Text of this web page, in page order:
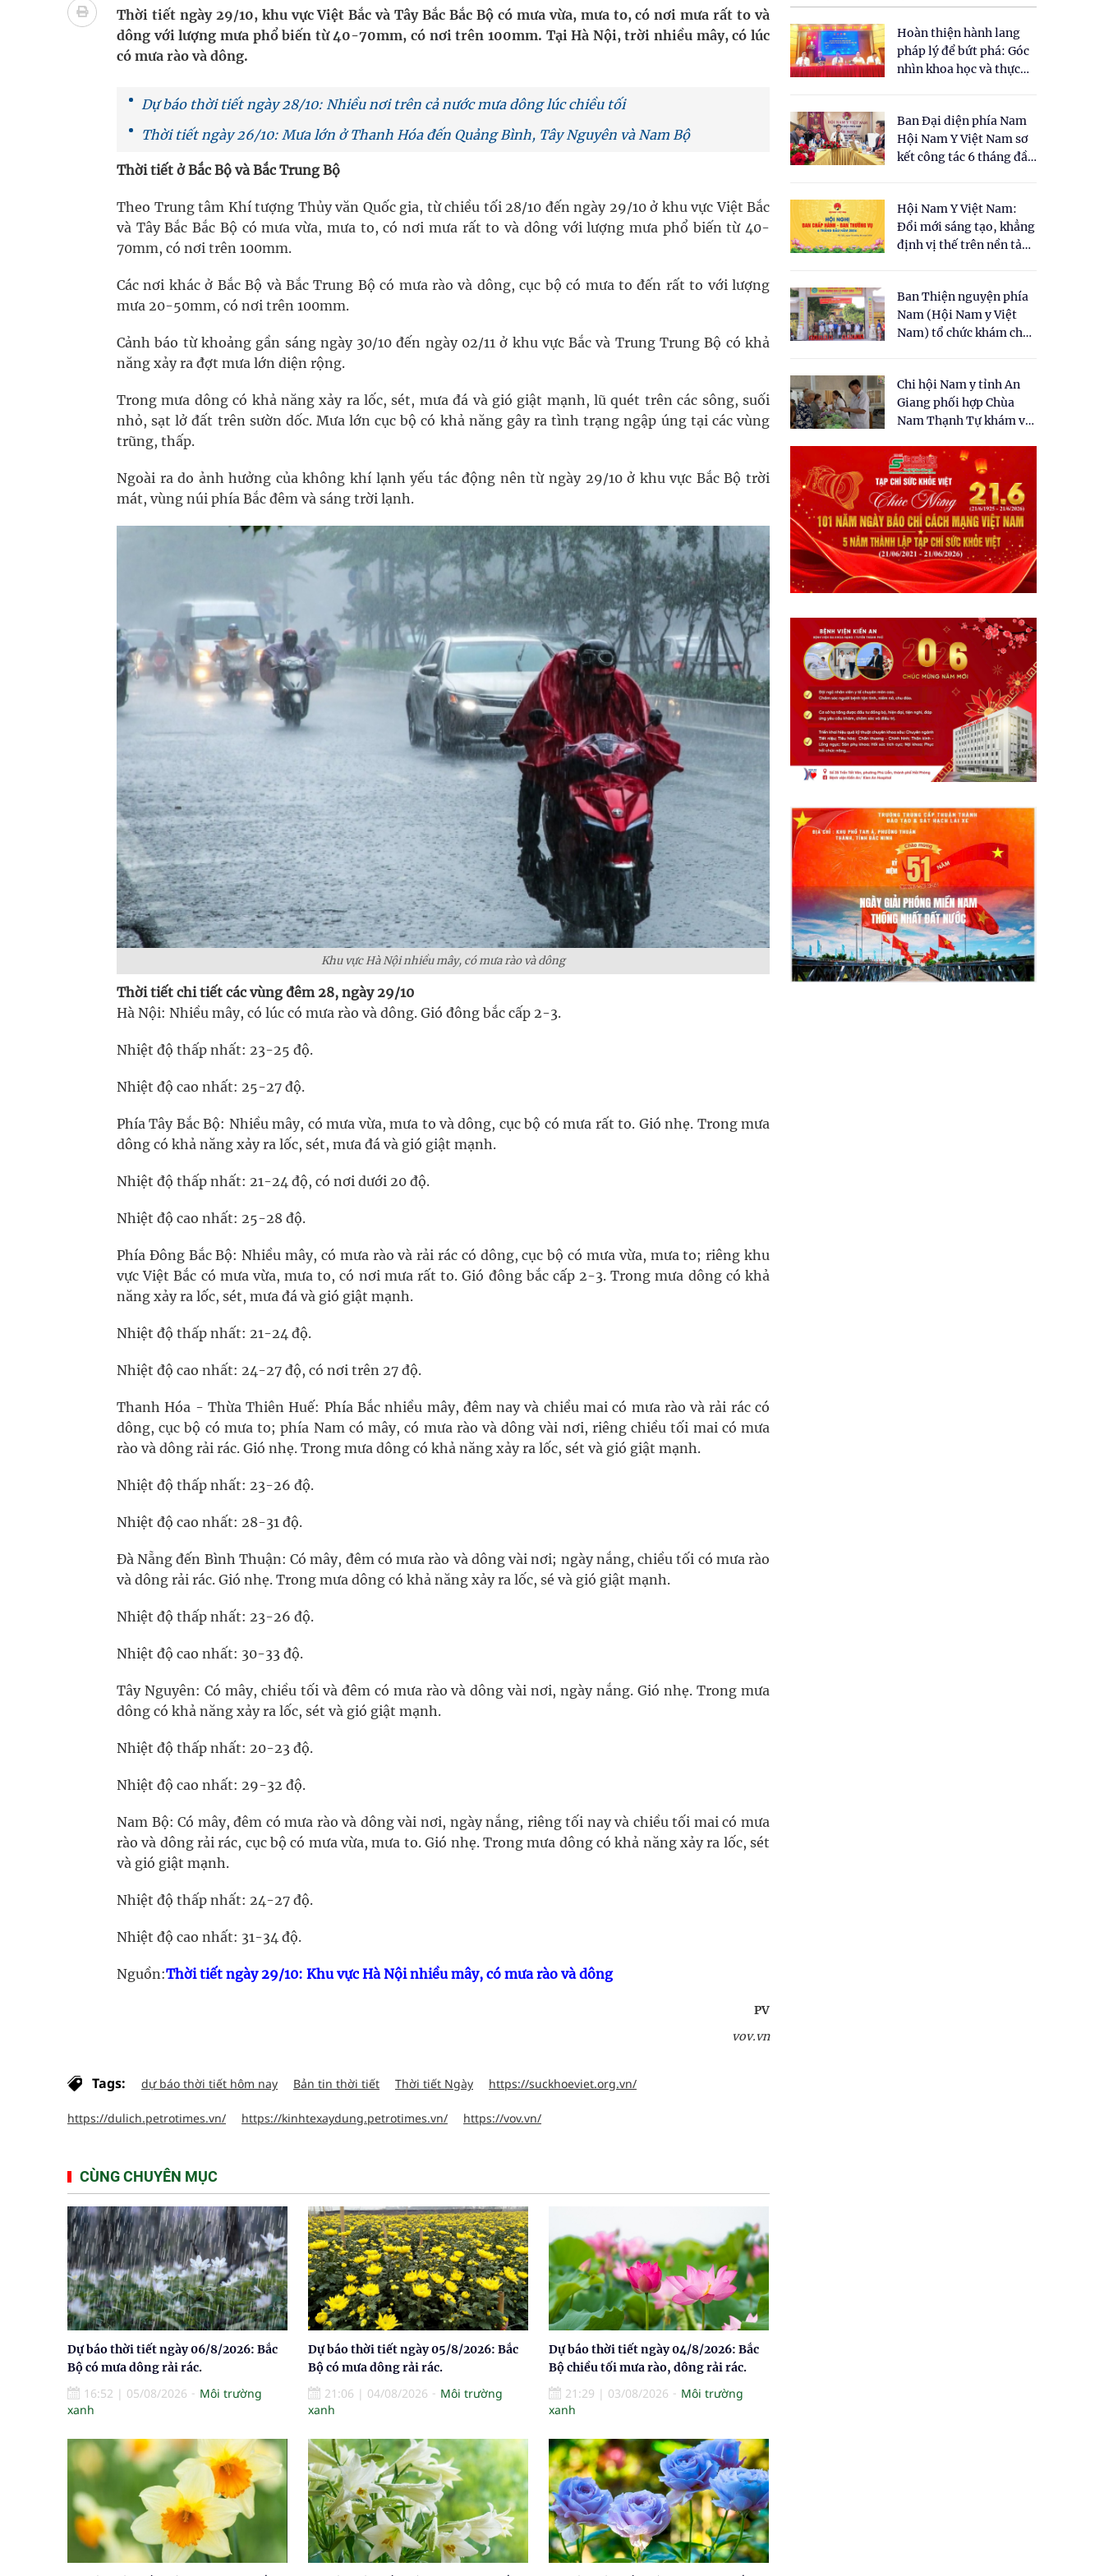
Nhiều chuỗi hoạt động lớn được diễn ra tại Lễ hội sầu riêng 2026
Tiếp tục rà soát, triển khai các nhiệm vụ trong lĩnh vực cấp cứu, điều trị đột quỵ
"Nền kinh tế bạc" có thể trở thành động lực tăng trưởng mới của Việt Nam
Thời tiết ngày 29/10, khu vực Việt Bắc và Tây Bắc Bắc Bộ có mưa vừa, mưa to, có nơi mưa rất to và
dông với lượng mưa phổ biến từ 40-70mm, có nơi trên 100mm. Tại Hà Nội, trời nhiều mây, có lúc
có mưa rào và dông.
Dự báo thời tiết ngày 28/10: Nhiều nơi trên cả nước mưa dông lúc chiều tối
Thời tiết ngày 26/10: Mưa lớn ở Thanh Hóa đến Quảng Bình, Tây Nguyên và Nam Bộ
Thời tiết ở Bắc Bộ và Bắc Trung Bộ
Theo Trung tâm Khí tượng Thủy văn Quốc gia, từ chiều tối 28/10 đến ngày 29/10 ở khu vực Việt Bắc
và Tây Bắc Bắc Bộ có mưa vừa, mưa to, có nơi mưa rất to và dông với lượng mưa phổ biến từ 40-
70mm, có nơi trên 100mm.
Các nơi khác ở Bắc Bộ và Bắc Trung Bộ có mưa rào và dông, cục bộ có mưa to đến rất to với lượng
mưa 20-50mm, có nơi trên 100mm.
Cảnh báo từ khoảng gần sáng ngày 30/10 đến ngày 02/11 ở khu vực Bắc và Trung Trung Bộ có khả
năng xảy ra đợt mưa lớn diện rộng.
Trong mưa dông có khả năng xảy ra lốc, sét, mưa đá và gió giật mạnh, lũ quét trên các sông, suối
nhỏ, sạt lở đất trên sườn dốc. Mưa lớn cục bộ có khả năng gây ra tình trạng ngập úng tại các vùng
trũng, thấp.
Ngoài ra do ảnh hưởng của không khí lạnh yếu tác động nên từ ngày 29/10 ở khu vực Bắc Bộ trời
mát, vùng núi phía Bắc đêm và sáng trời lạnh.
Khu vực Hà Nội nhiều mây, có mưa rào và dông
Thời tiết chi tiết các vùng đêm 28, ngày 29/10
Hà Nội: Nhiều mây, có lúc có mưa rào và dông. Gió đông bắc cấp 2-3.
Nhiệt độ thấp nhất: 23-25 độ.
Nhiệt độ cao nhất: 25-27 độ.
Phía Tây Bắc Bộ: Nhiều mây, có mưa vừa, mưa to và dông, cục bộ có mưa rất to. Gió nhẹ. Trong mưa
dông có khả năng xảy ra lốc, sét, mưa đá và gió giật mạnh.
Nhiệt độ thấp nhất: 21-24 độ, có nơi dưới 20 độ.
Nhiệt độ cao nhất: 25-28 độ.
Phía Đông Bắc Bộ: Nhiều mây, có mưa rào và rải rác có dông, cục bộ có mưa vừa, mưa to; riêng khu
vực Việt Bắc có mưa vừa, mưa to, có nơi mưa rất to. Gió đông bắc cấp 2-3. Trong mưa dông có khả
năng xảy ra lốc, sét, mưa đá và gió giật mạnh.
Nhiệt độ thấp nhất: 21-24 độ.
Nhiệt độ cao nhất: 24-27 độ, có nơi trên 27 độ.
Thanh Hóa - Thừa Thiên Huế: Phía Bắc nhiều mây, đêm nay và chiều mai có mưa rào và rải rác có
dông, cục bộ có mưa to; phía Nam có mây, có mưa rào và dông vài nơi, riêng chiều tối mai có mưa
rào và dông rải rác. Gió nhẹ. Trong mưa dông có khả năng xảy ra lốc, sét và gió giật mạnh.
Nhiệt độ thấp nhất: 23-26 độ.
Nhiệt độ cao nhất: 28-31 độ.
Đà Nẵng đến Bình Thuận: Có mây, đêm có mưa rào và dông vài nơi; ngày nắng, chiều tối có mưa rào
và dông rải rác. Gió nhẹ. Trong mưa dông có khả năng xảy ra lốc, sé và gió giật mạnh.
Nhiệt độ thấp nhất: 23-26 độ.
Nhiệt độ cao nhất: 30-33 độ.
Tây Nguyên: Có mây, chiều tối và đêm có mưa rào và dông vài nơi, ngày nắng. Gió nhẹ. Trong mưa
dông có khả năng xảy ra lốc, sét và gió giật mạnh.
Nhiệt độ thấp nhất: 20-23 độ.
Nhiệt độ cao nhất: 29-32 độ.
Nam Bộ: Có mây, đêm có mưa rào và dông vài nơi, ngày nắng, riêng tối nay và chiều tối mai có mưa
rào và dông rải rác, cục bộ có mưa vừa, mưa to. Gió nhẹ. Trong mưa dông có khả năng xảy ra lốc, sét
và gió giật mạnh.
Nhiệt độ thấp nhất: 24-27 độ.
Nhiệt độ cao nhất: 31-34 độ.
Nguồn:Thời tiết ngày 29/10: Khu vực Hà Nội nhiều mây, có mưa rào và dông
PV
vov.vn
Tags: dự báo thời tiết hôm nay Bản tin thời tiết Thời tiết Ngày https://suckhoeviet.org.vn/
https://dulich.petrotimes.vn/ https://kinhtexaydung.petrotimes.vn/ https://vov.vn/
CÙNG CHUYÊN MỤC
Dự báo thời tiết ngày 06/8/2026: Bắc
Bộ có mưa dông rải rác.
16:52 | 05/08/2026
Môi trường
xanh
Dự báo thời tiết ngày 05/8/2026: Bắc
Bộ có mưa dông rải rác.
21:06 | 04/08/2026
Môi trường
xanh
Dự báo thời tiết ngày 04/8/2026: Bắc
Bộ chiều tối mưa rào, dông rải rác.
21:29 | 03/08/2026
Môi trường
xanh
Hoàn thiện hành lang
pháp lý để bứt phá: Góc
nhìn khoa học và thực
cho Luật Y dược cổ
truyền Việt Nam"
Ban Đại diện phía Nam
Hội Nam Y Việt Nam sơ
kết công tác 6 tháng đầu
Hội Nam Y Việt Nam:
Đổi mới sáng tạo, khẳng
định vị thế trên nền tảng
Ban Thiện nguyện phía
Nam (Hội Nam y Việt
Nam) tổ chức khám chữa
dân tại xã Tân Tập
Chi hội Nam y tỉnh An
Giang phối hợp Chùa
Nam Thạnh Tự khám và
nhân dân